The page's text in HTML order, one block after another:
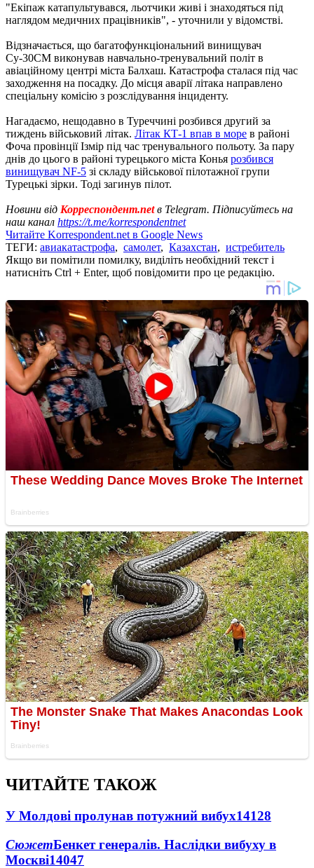
"Екіпаж катапультувався, льотчики живі і знаходяться під
наглядом медичних працівників", - уточнили у відомстві.
Відзначається, що багатофункціональний винищувач
Су-30СМ виконував навчально-тренувальний політ в
авіаційному центрі міста Балхаш. Катастрофа сталася під час
заходження на посадку. До місця аварії літака направлено
спеціальну комісію з розслідування інциденту.
Нагадаємо, нещодавно в Туреччині розбився другий за
тиждень військовий літак. Літак КТ-1 впав в море в районі
Фоча провінції Ізмір під час тренувального польоту. За пару
днів до цього в районі турецького міста Конья розбився
винищувач NF-5 зі складу військової пілотажної групи
Турецькі зірки. Тоді загинув пілот.
Новини від Корреспондент.netв Telegram. Підписуйтесь на
наш канал https://t.me/korrespondentnet
Читайте Korrespondent.net в Google News
ТЕГИ: авиакатастрофа, самолет, Казахстан, истребитель
Якщо ви помітили помилку, виділіть необхідний текст і
натисніть Ctrl + Enter, щоб повідомити про це редакцію.
ЧИТАЙТЕ ТАКОЖ
У Молдові пролунав потужний вибух14128
СюжетБенкет генералів. Наслідки вибуху в
Москві14047